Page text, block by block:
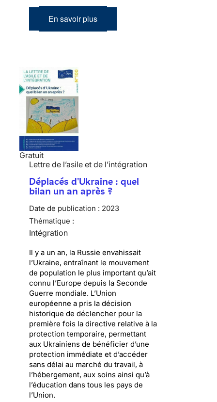
En savoir plus
Gratuit
Lettre de l’asile et de l’intégration
Déplacés d'Ukraine : quel
bilan un an après ?
Date de publication : 2023
Thématique :
Intégration
Il y a un an, la Russie envahissait
l’Ukraine, entraînant le mouvement
de population le plus important qu’ait
connu l’Europe depuis la Seconde
Guerre mondiale. L’Union
européenne a pris la décision
historique de déclencher pour la
première fois la directive relative à la
protection temporaire, permettant
aux Ukrainiens de bénéficier d’une
protection immédiate et d’accéder
sans délai au marché du travail, à
l’hébergement, aux soins ainsi qu’à
l’éducation dans tous les pays de
l’Union.